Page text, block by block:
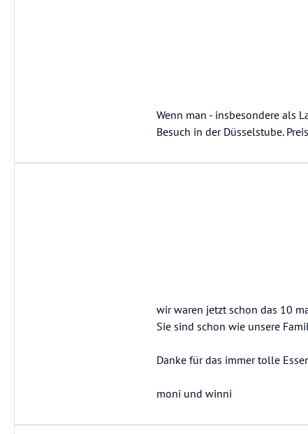
Wenn man - insbesondere als
Besuch in der Düsselstube.
wir waren jetzt schon das 10
Sie sind schon wie unsere
Danke für das immer tolle
moni und winni